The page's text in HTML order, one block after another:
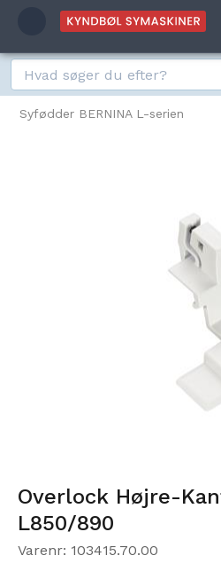
Syfødder BERNINA L-serien
Overlock Højre-
L850/890
Varenr: 103415.70.00